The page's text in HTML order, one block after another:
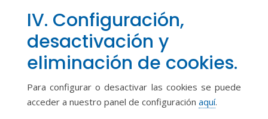
IV. Configuración,
desactivación y
eliminación de cookies.
Para configurar o desactivar las cookies se puede
acceder a nuestro panel de configuración aquí.